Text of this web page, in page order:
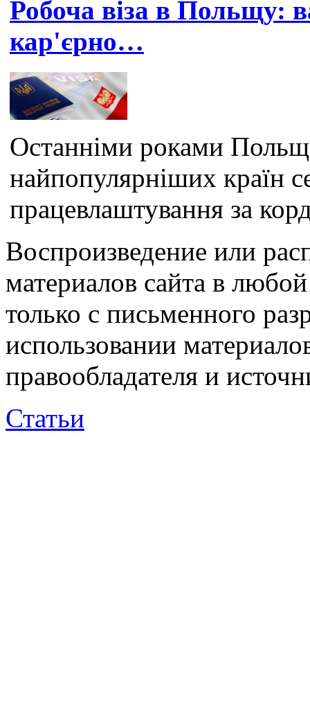
Робоча віза в Польщу:
кар'єрно…
Останніми роками
найпопулярніших країн
працевлаштування за
Воспроизведение или
материалов сайта в
только с письменного
использовании
правообладателя и
Статьи